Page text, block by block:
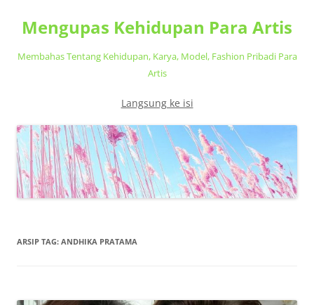
Mengupas Kehidupan Para Artis
Membahas Tentang Kehidupan, Karya, Model, Fashion Pribadi Para
Artis
Langsung ke isi
ARSIP TAG: ANDHIKA PRATAMA